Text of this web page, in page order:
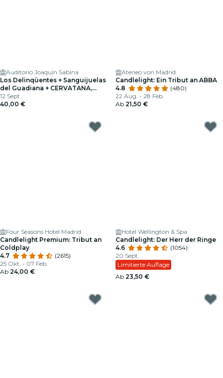
Auditorio Joaquín Sabina
Los Delinqüentes + Sanguijuelas
del Guadiana + CERVATANA,
Fuenlabrada 2026
12 Sept.
40,00 €
Ateneo von Madrid
Candlelight: Ein Tribut an ABBA
4.8
(480)
22 Aug. - 28 Feb.
Ab 21,50 €
Four Seasons Hotel Madrid
Candlelight Premium: Tribut an
Coldplay
4.7
(2615)
25 Okt. - 07 Feb.
Ab 24,00 €
Hotel Wellington & Spa
Candlelight: Der Herr der Ringe
4.6
(1054)
20 Sept.
Limitierte Auflage
Ab 23,50 €